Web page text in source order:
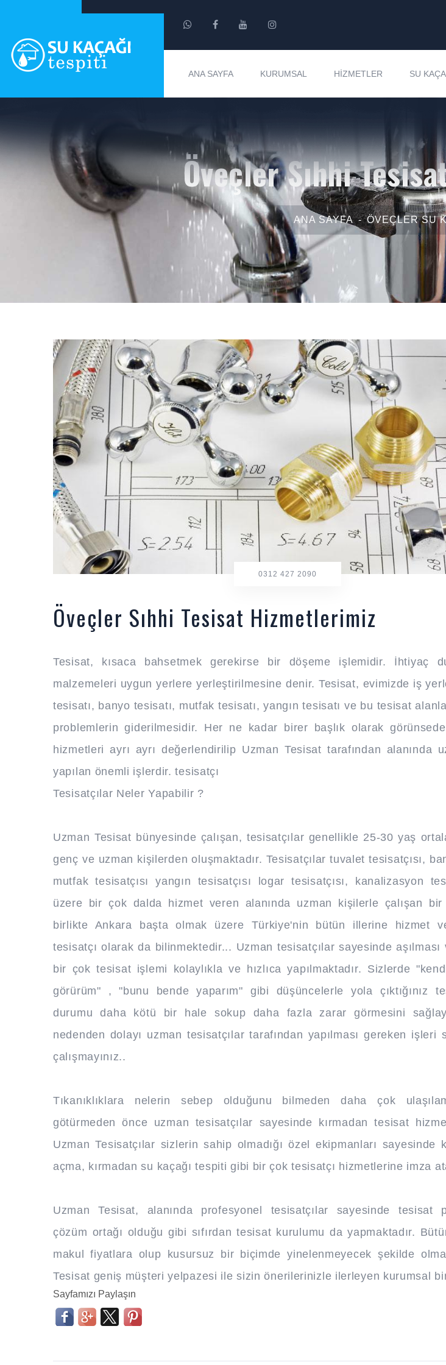
ANA SAYFA KURUMSAL HIZMETLER SU
Öveçler Sıhhi
ANA SAYFA ÖVEÇLER SU
0312 427 2090
Öveçler Sıhhi Tesisat Hizmetlerimiz
Tesisat, kısaca bahsetmek gerekirse bir döşeme işlemidir. İhtiyaç
malzemeleri uygun yerlere yerleştirilmesine denir. Tesisat, evimizde iş
tesisatı, banyo tesisatı, mutfak tesisatı, yangın tesisatı ve bu tesisat
problemlerin giderilmesidir. Her ne kadar birer başlık olarak
hizmetleri ayrı ayrı değerlendirilip Uzman Tesisat tarafından alanında
yapılan önemli işlerdir. tesisatçı
Tesisatçılar Neler Yapabilir ?
Uzman Tesisat bünyesinde çalışan, tesisatçılar genellikle 25-30 yaş
genç ve uzman kişilerden oluşmaktadır. Tesisatçılar tuvalet tesisatçısı,
mutfak tesisatçısı yangın tesisatçısı logar tesisatçısı, kanalizasyon
üzere bir çok dalda hizmet veren alanında uzman kişilerle çalışan
birlikte Ankara başta olmak üzere Türkiye'nin bütün illerine hizmet
tesisatçı olarak da bilinmektedir... Uzman tesisatçılar sayesinde aşılması
bir çok tesisat işlemi kolaylıkla ve hızlıca yapılmaktadır. Sizlerde
görürüm" , "bunu bende yaparım" gibi düşüncelerle yola çıktığınız
durumu daha kötü bir hale sokup daha fazla zarar görmesini
nedenden dolayı uzman tesisatçılar tarafından yapılması gereken işleri
çalışmayınız..
Tıkanıklıklara nelerin sebep olduğunu bilmeden daha çok
götürmeden önce uzman tesisatçılar sayesinde kırmadan tesisat
Uzman Tesisatçılar sizlerin sahip olmadığı özel ekipmanları sayesinde
açma, kırmadan su kaçağı tespiti gibi bir çok tesisatçı hizmetlerine imza
Uzman Tesisat, alanında profesyonel tesisatçılar sayesinde tesisat
çözüm ortağı olduğu gibi sıfırdan tesisat kurulumu da yapmaktadır.
makul fiyatlara olup kusursuz bir biçimde yinelenmeyecek şekilde
Tesisat geniş müşteri yelpazesi ile sizin önerilerinizle ilerleyen kurumsal
Sayfamızı Paylaşın